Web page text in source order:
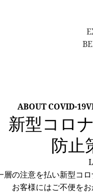
ABOUT COVID-19
新型コロ
防止
層の注意を払い新型コ
お客様にはご不便を